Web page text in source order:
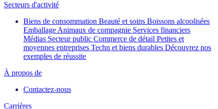
Secteurs d'activité
Biens de consommation Beauté et soins Boissons alcoolisées
Emballage Animaux de compagnie Services financiers
Médias Secteur public Commerce de détail Petites et
moyennes entreprises Techn et biens durables Découvrez nos
exemples de réussite
À propos de
Contactez-nous
Carrières